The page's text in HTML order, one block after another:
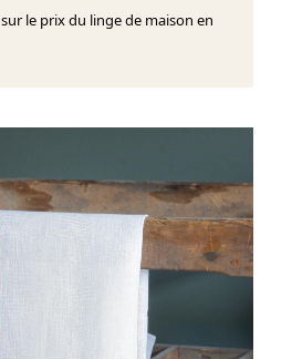
le prix du linge de maison en